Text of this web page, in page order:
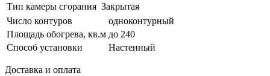
Тип камеры сгорания Закрытая
Число контуров
одноконтурный
Площадь обогрева, кв.м до 240
Способ установки
Настенный
Доставка и оплата